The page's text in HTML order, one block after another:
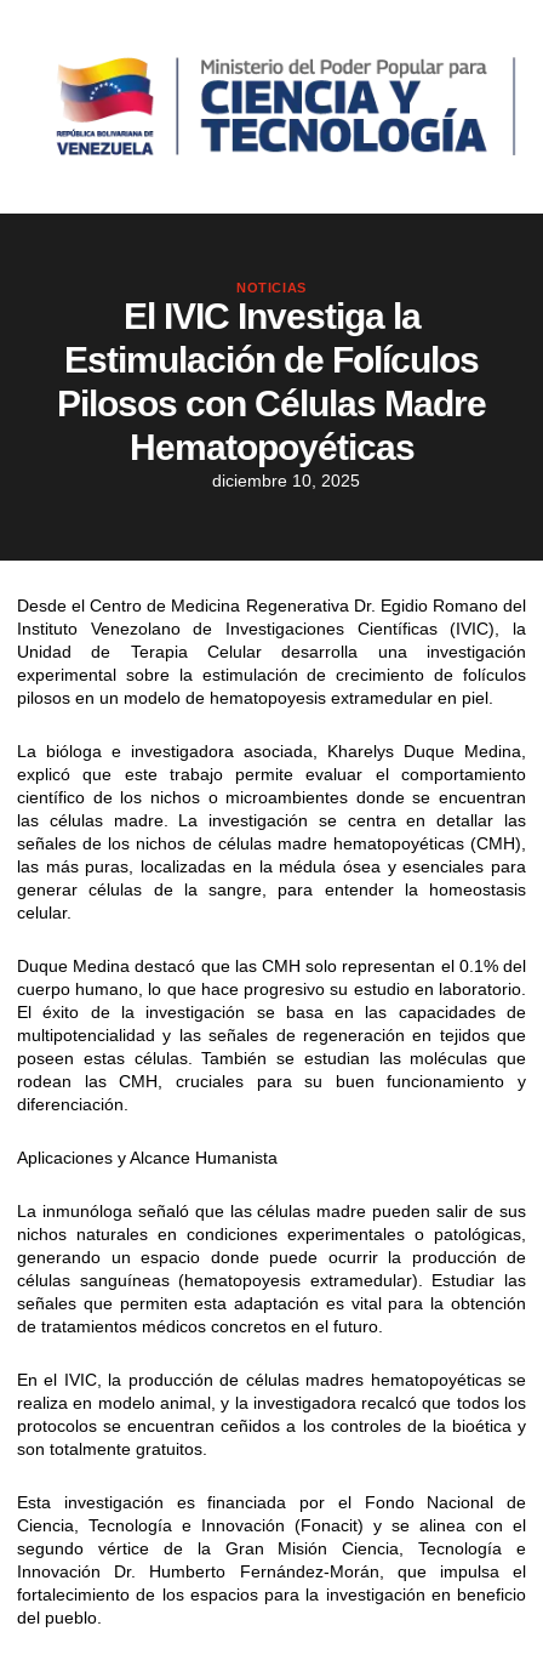
NOTICIAS
El IVIC Investiga la
Estimulación de Folículos
Pilosos con Células Madre
Hematopoyéticas
diciembre 10, 2025
Desde el Centro de Medicina Regenerativa Dr. Egidio Romano del
Instituto Venezolano de Investigaciones Científicas (IVIC), la
Unidad de Terapia Celular desarrolla una investigación
experimental sobre la estimulación de crecimiento de folículos
pilosos en un modelo de hematopoyesis extramedular en piel.
La bióloga e investigadora asociada, Kharelys Duque Medina,
explicó que este trabajo permite evaluar el comportamiento
científico de los nichos o microambientes donde se encuentran
las células madre. La investigación se centra en detallar las
señales de los nichos de células madre hematopoyéticas (CMH),
las más puras, localizadas en la médula ósea y esenciales para
generar células de la sangre, para entender la homeostasis
celular.
Duque Medina destacó que las CMH solo representan el 0.1% del
cuerpo humano, lo que hace progresivo su estudio en laboratorio.
El éxito de la investigación se basa en las capacidades de
multipotencialidad y las señales de regeneración en tejidos que
poseen estas células. También se estudian las moléculas que
rodean las CMH, cruciales para su buen funcionamiento y
diferenciación.
Aplicaciones y Alcance Humanista
La inmunóloga señaló que las células madre pueden salir de sus
nichos naturales en condiciones experimentales o patológicas,
generando un espacio donde puede ocurrir la producción de
células sanguíneas (hematopoyesis extramedular). Estudiar las
señales que permiten esta adaptación es vital para la obtención
de tratamientos médicos concretos en el futuro.
En el IVIC, la producción de células madres hematopoyéticas se
realiza en modelo animal, y la investigadora recalcó que todos los
protocolos se encuentran ceñidos a los controles de la bioética y
son totalmente gratuitos.
Esta investigación es financiada por el Fondo Nacional de
Ciencia, Tecnología e Innovación (Fonacit) y se alinea con el
segundo vértice de la Gran Misión Ciencia, Tecnología e
Innovación Dr. Humberto Fernández-Morán, que impulsa el
fortalecimiento de los espacios para la investigación en beneficio
del pueblo.